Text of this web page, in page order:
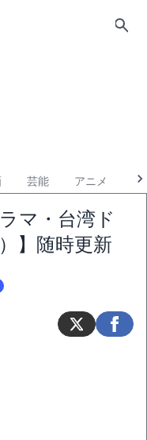
芸能 アニメ
マ・台湾ド
】随時更新